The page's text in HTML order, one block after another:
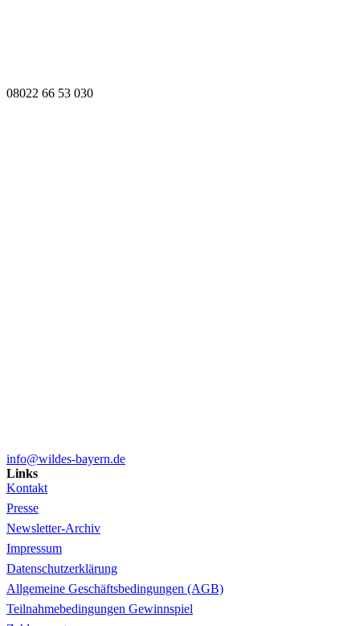
08022 66 53 030
info@wildes-bayern.de
Links
Kontakt
Presse
Newsletter-Archiv
Impressum
Datenschutzerklärung
Allgemeine Geschäftsbedingungen (AGB)
Teilnahmebedingungen Gewinnspiel